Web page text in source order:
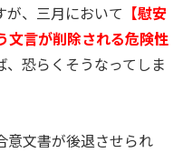
が、三月において 【慰安
文言が削除される危険性
恐らくそうなってしま
意文書が後退させられ